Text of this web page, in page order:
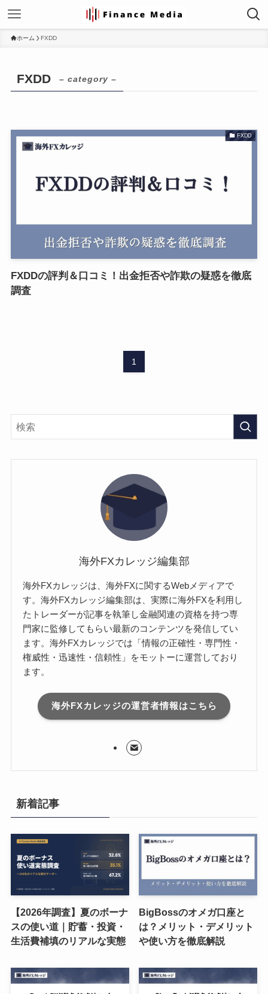
ホーム FXDD
FXDD – category –
FXDD
FXDDの評判＆口コミ！出金拒否や詐欺の疑惑を徹底
調査
1
海外FXカレッジ編集部
海外FXカレッジは、海外FXに関するWebメディアで
す。海外FXカレッジ編集部は、実際に海外FXを利用し
たトレーダーが記事を執筆し金融関連の資格を持つ専
門家に監修してもらい最新のコンテンツを発信してい
ます。海外FXカレッジでは「情報の正確性・専門性・
権威性・迅速性・信頼性」をモットーに運営しており
ます。
海外FXカレッジの運営者情報はこちら
新着記事
【2026年調査】夏のボーナ
スの使い道｜貯蓄・投資・
生活費補填のリアルな実態
BigBossのオメガ口座と
は？メリット・デメリット
や使い方を徹底解説